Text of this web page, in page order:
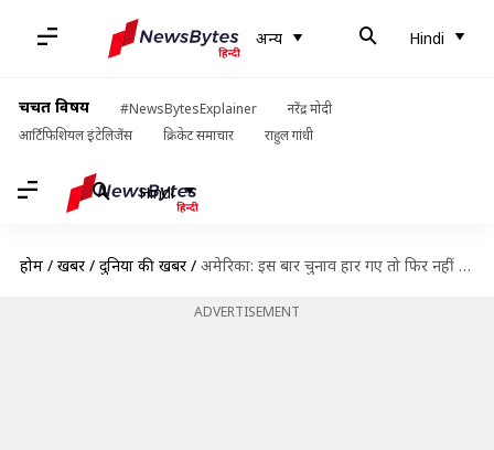
अन्य Hindi
चर्चित विषय #NewsBytesExplainer
नरेंद्र मोदी
आर्टिफिशियल इंटेलिजेंस
क्रिकेट समाचार राहुल गांधी
Hindi
होम / खबरें / दुनिया की खबरें / अमेरिका: इस बार चुनाव हार गए तो फिर नहीं लेंगे डोनाल्ड ट्रंप, कही ये बात
ADVERTISEMENT